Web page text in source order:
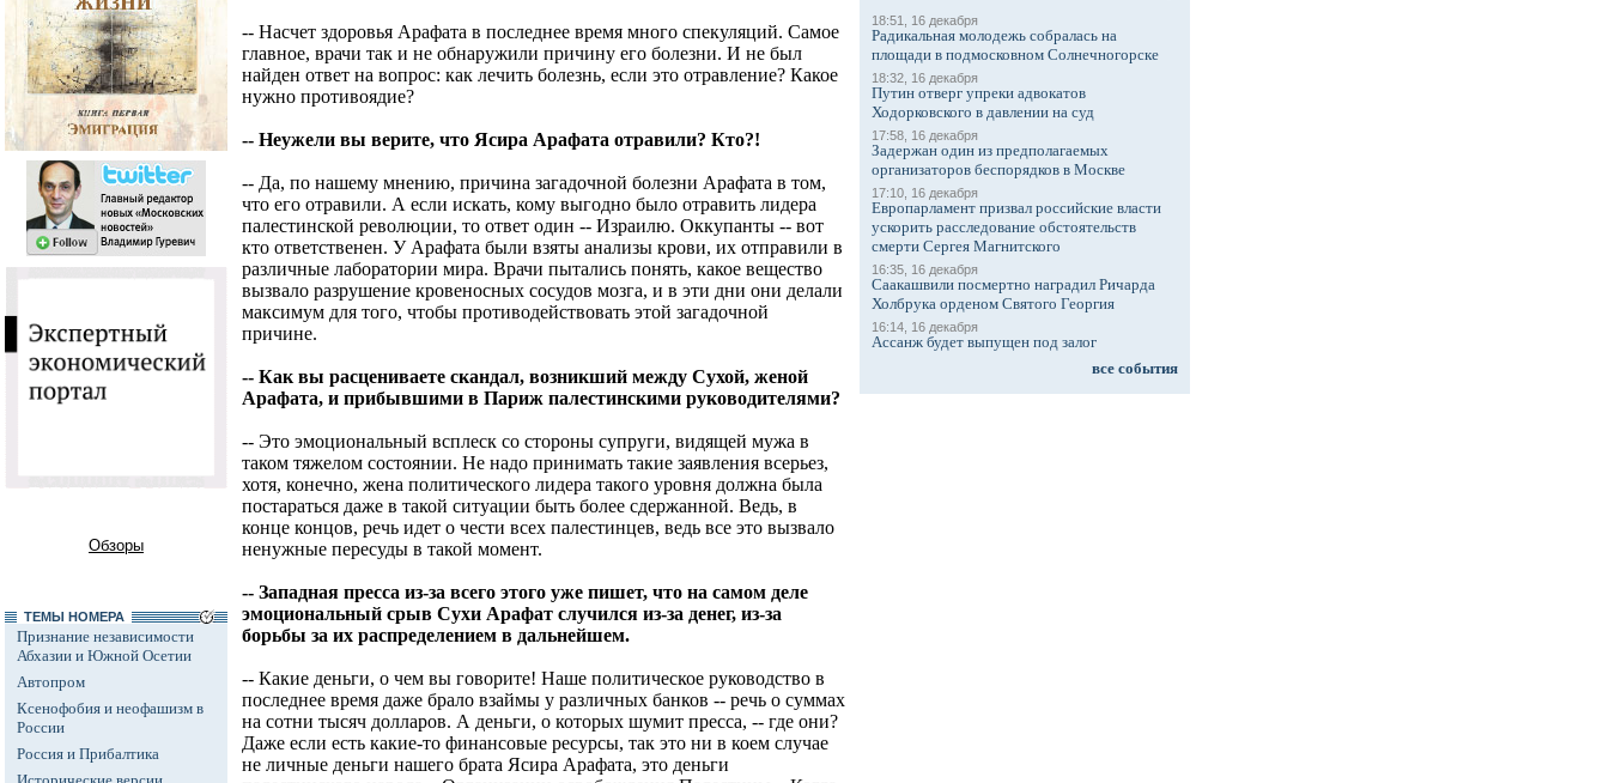
Обзоры
ТЕМЫ НОМЕРА
Признание независимости
Абхазии и Южной Осетии
Автопром
Ксенофобия и неофашизм в
России
Россия и Прибалтика
-- Насчет здоровья Арафата в последнее время много спекуляций. Самое
главное, врачи так и не обнаружили причину его болезни. И не был
найден ответ на вопрос: как лечить болезнь, если это отравление? Какое
нужно противоядие?
-- Неужели вы верите, что Ясира Арафата отравили? Кто?!
-- Да, по нашему мнению, причина загадочной болезни Арафата в том,
что его отравили. А если искать, кому выгодно было отравить лидера
палестинской революции, то ответ один -- Израилю. Оккупанты -- вот
кто ответственен. У Арафата были взяты анализы крови, их отправили в
различные лаборатории мира. Врачи пытались понять, какое вещество
вызвало разрушение кровеносных сосудов мозга, и в эти дни они делали
максимум для того, чтобы противодействовать этой загадочной
причине.
-- Как вы расцениваете скандал, возникший между Сухой, женой
Арафата, и прибывшими в Париж палестинскими руководителями?
-- Это эмоциональный всплеск со стороны супруги, видящей мужа в
таком тяжелом состоянии. Не надо принимать такие заявления всерьез,
хотя, конечно, жена политического лидера такого уровня должна была
постараться даже в такой ситуации быть более сдержанной. Ведь, в
конце концов, речь идет о чести всех палестинцев, ведь все это вызвало
ненужные пересуды в такой момент.
-- Западная пресса из-за всего этого уже пишет, что на самом деле
эмоциональный срыв Сухи Арафат случился из-за денег, из-за
борьбы за их распределением в дальнейшем.
-- Какие деньги, о чем вы говорите! Наше политическое руководство в
последнее время даже брало взаймы у различных банков -- речь о суммах
на сотни тысяч долларов. А деньги, о которых шумит пресса, -- где они?
Даже если есть какие-то финансовые ресурсы, так это ни в коем случае
не личные деньги нашего брата Ясира Арафата, это деньги
18:51, 16 декабря
Радикальная молодежь собралась на
площади в подмосковном Солнечногорске
18:32, 16 декабря
Путин отверг упреки адвокатов
Ходорковского в давлении на суд
17:58, 16 декабря
Задержан один из предполагаемых
организаторов беспорядков в Москве
17:10, 16 декабря
Европарламент призвал российские власти
ускорить расследование обстоятельств
смерти Сергея Магнитского
16:35, 16 декабря
Саакашвили посмертно наградил Ричарда
Холбрука орденом Святого Георгия
16:14, 16 декабря
Ассанж будет выпущен под залог
все события